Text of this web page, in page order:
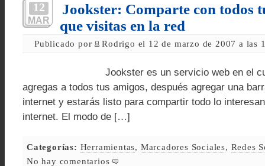
12
MAR
Jookster: Comparte con todos
que visitas en la red
Publicado por Rodrigo el 12 de marzo de 2007 a las
Jookster es un servicio web en el cuál
agregas a todos tus amigos, después agregar una
internet y estarás listo para compartir todo lo
internet. El modo de […]
Categorías: Herramientas, Marcadores Sociales, Redes
No hay comentarios